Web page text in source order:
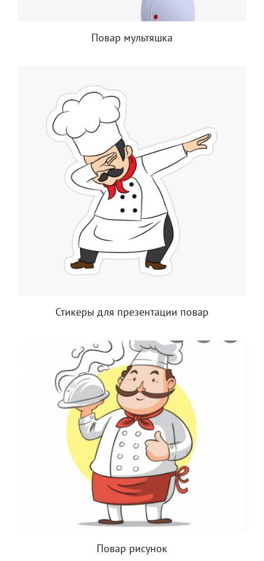
Повар мультяшка
Стикеры для презентации повар
Повар рисунок